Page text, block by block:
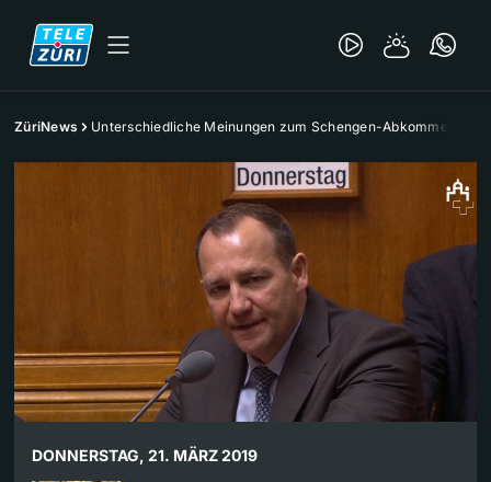
ZüriNews Unterschiedliche Meinungen zum Schengen-Abkommen
DONNERSTAG, 21. MÄRZ 2019